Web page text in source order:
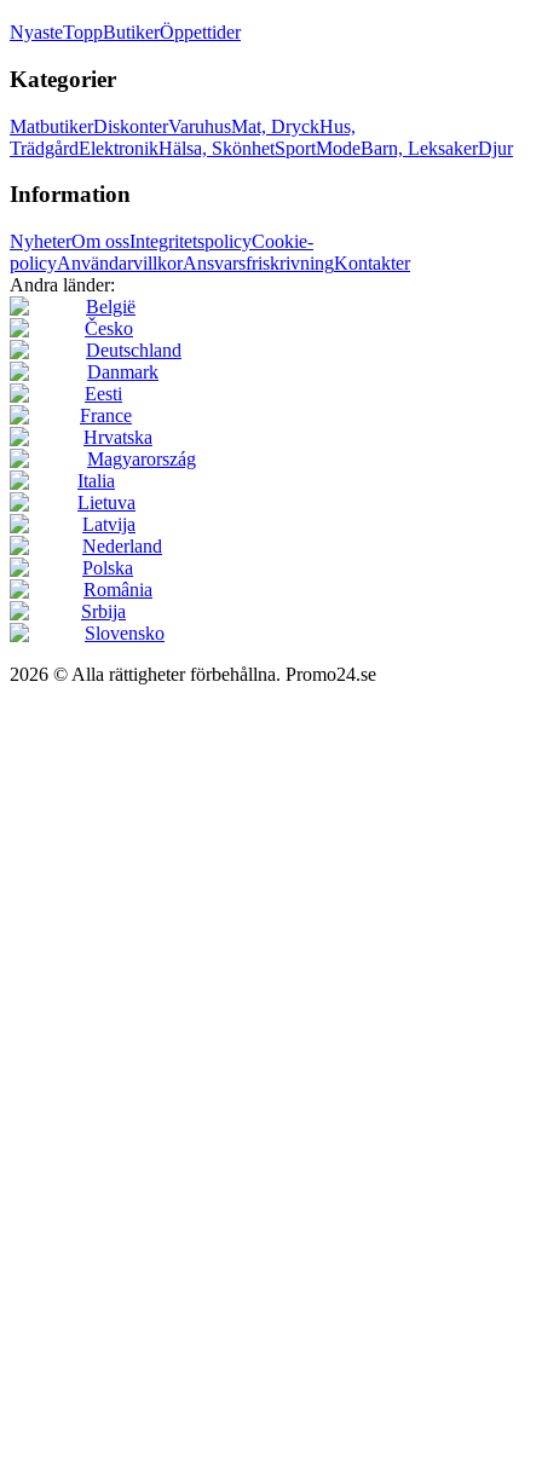
NyasteToppButikerÖppettider
Kategorier
MatbutikerDiskonterVaruhusMat, DryckHus,
TrädgårdElektronikHälsa, SkönhetSportModeBarn, LeksakerDjur
Information
NyheterOm ossIntegritetspolicyCookie-
policyAnvändarvillkorAnsvarsfriskrivningKontakter
Andra länder:
België
Česko
Deutschland
Danmark
Eesti
France
Hrvatska
Magyarország
Italia
Lietuva
Latvija
Nederland
Polska
România
Srbija
Slovensko
2026 © Alla rättigheter förbehållna. Promo24.se